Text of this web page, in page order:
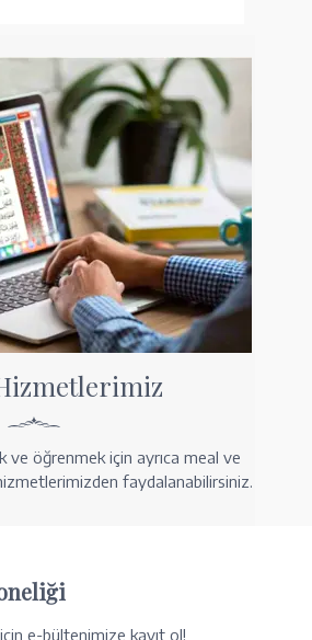
ve öğrenmek için ayrıca meal ve
faydalanabilirsiniz.
e-bültenimize kayıt ol!